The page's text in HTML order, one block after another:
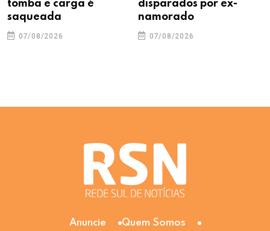
tomba e carga é
saqueada
07/08/2026
disparados por ex-
namorado
07/08/2026
Anuncie Quem Somos